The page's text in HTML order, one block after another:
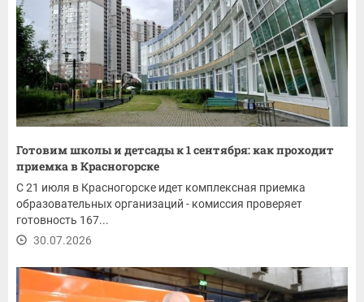
Готовим школы и детсады к 1 сентября: как проходит
приемка в Красногорске
С 21 июля в Красногорске идет комплексная приемка
образовательных организаций - комиссия проверяет
готовность 167...
30.07.2026